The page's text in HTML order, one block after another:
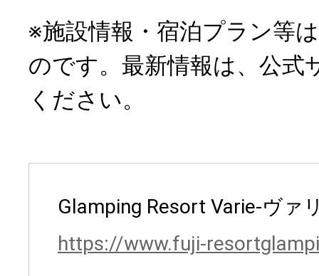
※施設情報・宿泊プラン等
のです。最新情報は、公式
ください。
Glamping Resort Varie-ヴァ
https://www.fuji-